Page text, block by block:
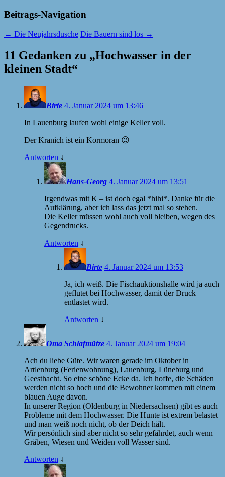
Beitrags-Navigation
← Die Neujahrsdusche Die Bauern sind los →
11 Gedanken zu „Hochwasser in der
kleinen Stadt“
Birte 4. Januar 2024 um 13:46
In Lauenburg laufen wohl einige Keller voll.
Der Kranich ist ein Kormoran 😉
Antworten ↓
Hans-Georg 4. Januar 2024 um 13:51
Irgendwas mit K – ist doch egal *hihi*. Danke für die
Aufklärung, aber ich lass das jetzt mal so stehen.
Die Keller müssen wohl auch voll bleiben, wegen des
Gegendrucks.
Antworten ↓
Birte 4. Januar 2024 um 13:53
Ja, ich weiß. Die Fischauktionshalle wird ja auch
geflutet bei Hochwasser, damit der Druck
entlastet wird.
Antworten ↓
Oma Schlafmütze 4. Januar 2024 um 19:04
Ach du liebe Güte. Wir waren gerade im Oktober in
Artlenburg (Ferienwohnung), Lauenburg, Lüneburg und
Geesthacht. So eine schöne Ecke da. Ich hoffe, die Schäden
werden nicht so hoch und die Bewohner kommen mit einem
blauen Auge davon.
In unserer Region (Oldenburg in Niedersachsen) gibt es auch
Probleme mit dem Hochwasser. Die Hunte ist extrem belastet
und man weiß noch nicht, ob der Deich hält.
Wir persönlich sind aber nicht so sehr gefährdet, auch wenn
Gräben, Wiesen und Weiden voll Wasser sind.
Antworten ↓